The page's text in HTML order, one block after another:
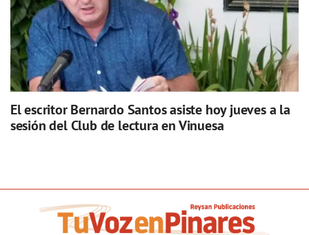
El escritor Bernardo Santos asiste hoy jueves a la
sesión del Club de lectura en Vinuesa